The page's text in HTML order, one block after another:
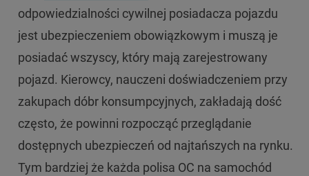
odpowiedzialności cywilnej posiadacza pojazdu
jest ubezpieczeniem obowiązkowym i muszą je
posiadać wszyscy, który mają zarejestrowany
pojazd. Kierowcy, nauczeni doświadczeniem przy
zakupach dóbr konsumpcyjnych, zakładają dość
często, że powinni rozpocząć przeglądanie
dostępnych ubezpieczeń od najtańszych na rynku.
Tym bardziej że każda polisa OC na samochód